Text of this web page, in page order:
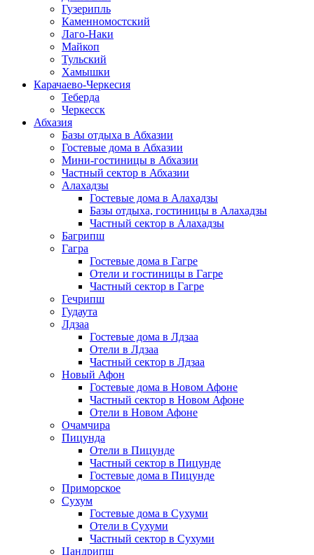
Гузерипль
Каменномостский
Лаго-Наки
Майкоп
Тульский
Хамышки
Карачаево-Черкесия
Теберда
Черкесск
Абхазия
Базы отдыха в Абхазии
Гостевые дома в Абхазии
Мини-гостиницы в Абхазии
Частный сектор в Абхазии
Алахадзы
Гостевые дома в Алахадзы
Базы отдыха, гостиницы в Алахадзы
Частный сектор в Алахадзы
Багрипш
Гагра
Гостевые дома в Гагре
Отели и гостиницы в Гагре
Частный сектор в Гагре
Гечрипш
Гудаута
Лдзаа
Гостевые дома в Лдзаа
Отели в Лдзаа
Частный сектор в Лдзаа
Новый Афон
Гостевые дома в Новом Афоне
Частный сектор в Новом Афоне
Отели в Новом Афоне
Очамчира
Пицунда
Отели в Пицунде
Частный сектор в Пицунде
Гостевые дома в Пицунде
Приморское
Сухум
Гостевые дома в Сухуми
Отели в Сухуми
Частный сектор в Сухуми
Цандрипш